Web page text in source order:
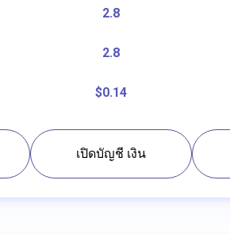
2.8
2.8
$0.14
เปิดบัญชี เงิน